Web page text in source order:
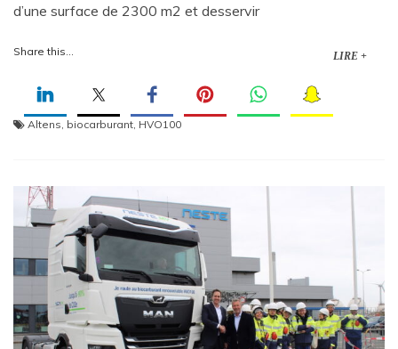
d’une surface de 2300 m2 et desservir
Share this... LIRE +
Altens, biocarburant, HVO100